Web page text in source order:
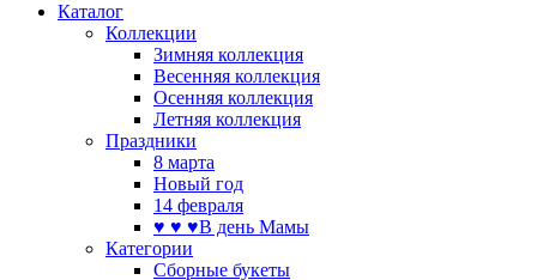
Каталог
Коллекции
Зимняя коллекция
Весенняя коллекция
Осенняя коллекция
Летняя коллекция
Праздники
8 марта
Новый год
14 февраля
♥ ♥ ♥В день Мамы
Категории
Сборные букеты